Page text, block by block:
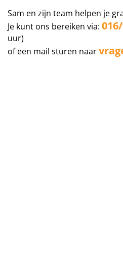
Sam en zijn team helpen je
Je kunt ons bereiken via:
uur)
of een mail sturen naar